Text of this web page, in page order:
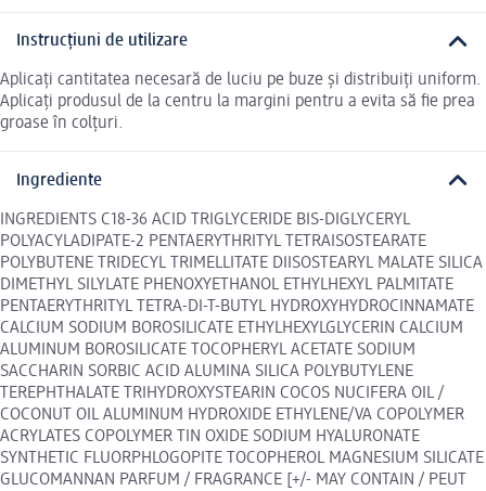
Instrucțiuni de utilizare
Aplicați cantitatea necesară de luciu pe buze și distribuiți uniform.
Aplicați produsul de la centru la margini pentru a evita să fie prea
groase în colțuri.
Ingrediente
INGREDIENTS C18-36 ACID TRIGLYCERIDE BIS-DIGLYCERYL
POLYACYLADIPATE-2 PENTAERYTHRITYL TETRAISOSTEARATE
POLYBUTENE TRIDECYL TRIMELLITATE DIISOSTEARYL MALATE SILICA
DIMETHYL SILYLATE PHENOXYETHANOL ETHYLHEXYL PALMITATE
PENTAERYTHRITYL TETRA-DI-T-BUTYL HYDROXYHYDROCINNAMATE
CALCIUM SODIUM BOROSILICATE ETHYLHEXYLGLYCERIN CALCIUM
ALUMINUM BOROSILICATE TOCOPHERYL ACETATE SODIUM
SACCHARIN SORBIC ACID ALUMINA SILICA POLYBUTYLENE
TEREPHTHALATE TRIHYDROXYSTEARIN COCOS NUCIFERA OIL /
COCONUT OIL ALUMINUM HYDROXIDE ETHYLENE/VA COPOLYMER
ACRYLATES COPOLYMER TIN OXIDE SODIUM HYALURONATE
SYNTHETIC FLUORPHLOGOPITE TOCOPHEROL MAGNESIUM SILICATE
GLUCOMANNAN PARFUM / FRAGRANCE [+/- MAY CONTAIN / PEUT